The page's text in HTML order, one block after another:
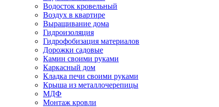
Водосток кровельный
Воздух в квартире
Выращивание дома
Гидроизоляция
Гидрофобизация материалов
Дорожки садовые
Камин своими руками
Каркасный дом
Кладка печи своими руками
Крыша из металлочерепицы
МДФ
Монтаж кровли